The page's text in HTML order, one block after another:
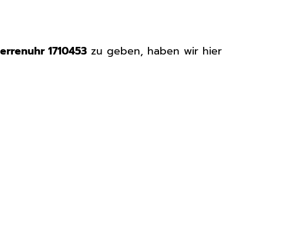
1710453 zu geben, haben wir hier